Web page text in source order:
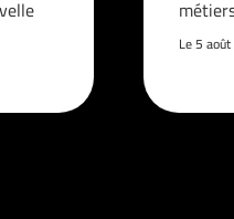
Le 5